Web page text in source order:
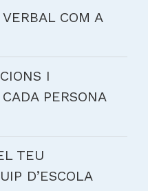
COM A
I
PERSONA
TEU
D’ESCOLA